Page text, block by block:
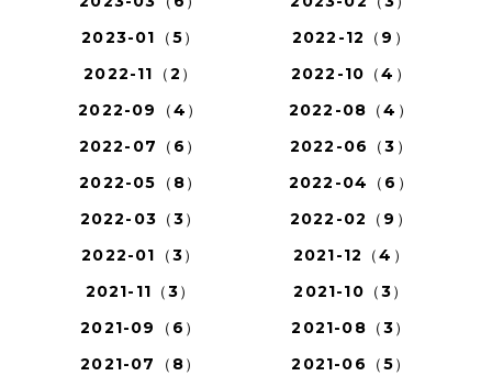
2023-01（5）
2022-12（9）
2022-11（2）
2022-10（4）
2022-09（4）
2022-08（4）
2022-07（6）
2022-06（3）
2022-05（8）
2022-04（6）
2022-03（3）
2022-02（9）
2022-01（3）
2021-12（4）
2021-11（3）
2021-10（3）
2021-09（6）
2021-08（3）
2021-07（8）
2021-06（5）